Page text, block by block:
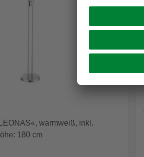
warmweiß, inkl.
180 cm